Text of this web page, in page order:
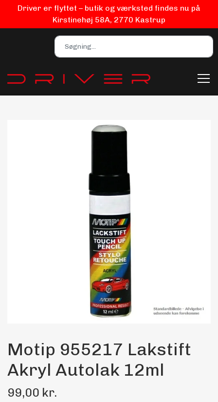
Driver er flyttet – butik og værksted findes nu på
Kirstinehøj 58A, 2770 Kastrup
Bilpleje
Biludstyr
EV Udstyr
Maling
Bilstereo
Transport Udstyr
Olie
Kemi
Dæk & Fælge
Motip 955217 Lakstift
Akryl Autolak 12ml
99,00 kr.